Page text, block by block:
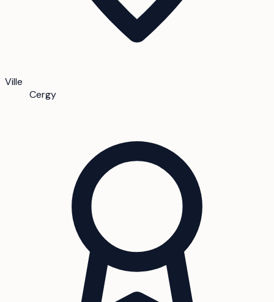
Ville
Cergy